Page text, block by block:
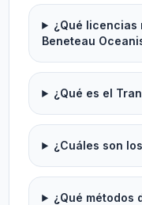
¿Qué
Beneteau
¿Qué es el
¿Cuáles son
¿Qué métodos